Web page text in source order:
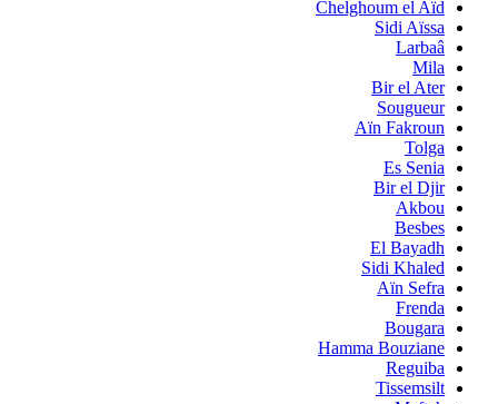
Chelghoum el Aïd
Sidi Aïssa
Larbaâ
Mila
Bir el Ater
Sougueur
Aïn Fakroun
Tolga
Es Senia
Bir el Djir
Akbou
Besbes
El Bayadh
Sidi Khaled
Aïn Sefra
Frenda
Bougara
Hamma Bouziane
Reguiba
Tissemsilt